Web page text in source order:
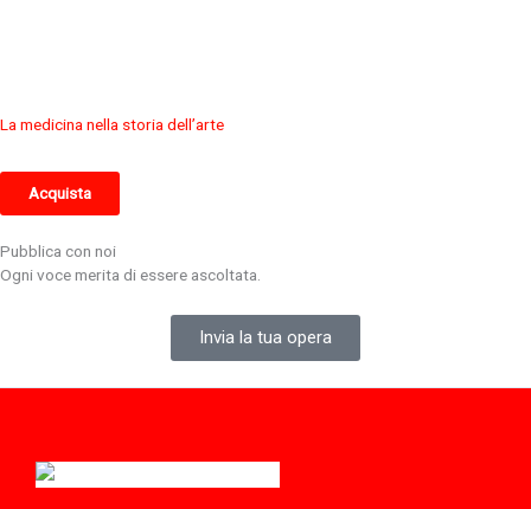
La medicina nella storia dell’arte
Acquista
Pubblica con noi
Ogni voce merita di essere ascoltata.
Invia la tua opera